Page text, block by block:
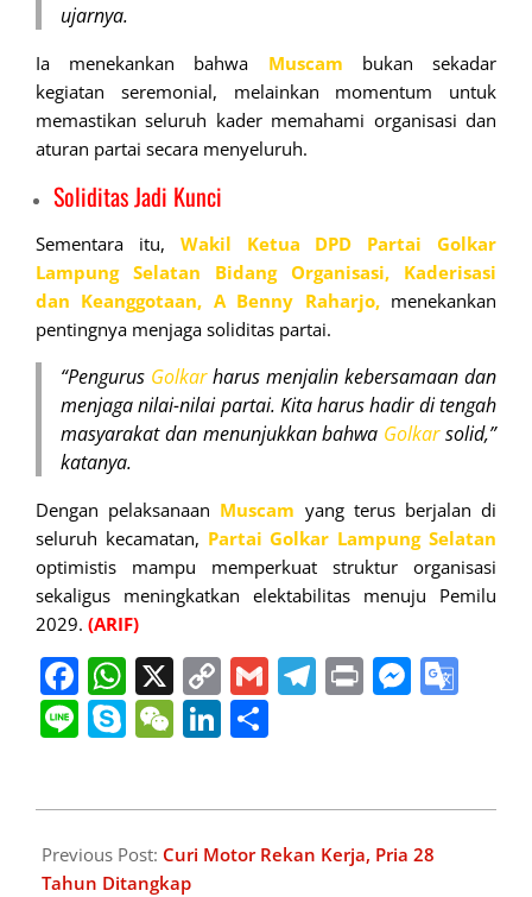
ujarnya.
Ia menekankan bahwa Muscam bukan sekadar
kegiatan seremonial, melainkan momentum untuk
memastikan seluruh kader memahami organisasi dan
aturan partai secara menyeluruh.
Soliditas Jadi Kunci
Sementara itu, Wakil Ketua DPD Partai Golkar
Lampung Selatan Bidang Organisasi, Kaderisasi
dan Keanggotaan, A Benny Raharjo,menekankan
pentingnya menjaga soliditas partai.
“Pengurus Golkarharus menjalin kebersamaan dan
menjaga nilai-nilai partai. Kita harus hadir di tengah
masyarakat dan menunjukkan bahwa Golkarsolid,”
katanya.
Dengan pelaksanaan Muscam yang terus berjalan di
seluruh kecamatan, Partai Golkar Lampung Selatan
optimistis mampu memperkuat struktur organisasi
sekaligus meningkatkan elektabilitas menuju Pemilu
2029. (ARIF)
Facebook
WhatsApp
X Copy
Link
GmailTelegram
Print
LineSkypeWeChat
LinkedIn
04-
18
Previous Post: Curi Motor Rekan Kerja, Pria 28
Tahun Ditangkap